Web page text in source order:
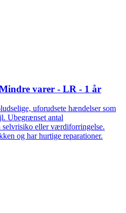
varer - LR - 1 år
uforudsete hændelser som
Ubegrænset antal
selvrisiko eller værdiforringelse.
og har hurtige reparationer.